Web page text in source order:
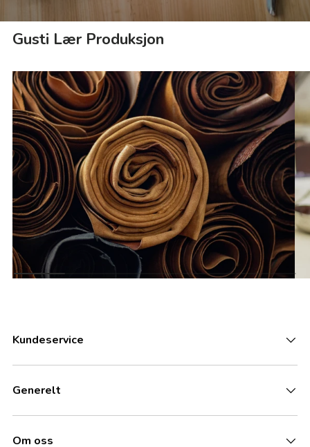
Gusti Lær Produksjon
Kundeservice
Generelt
Om oss